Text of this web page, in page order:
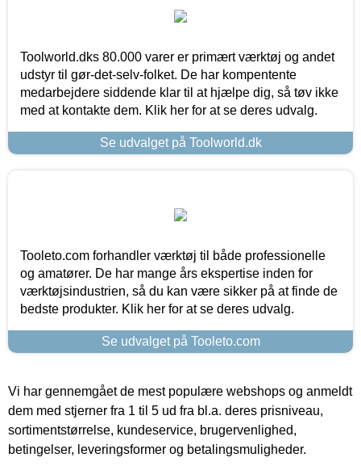
Toolworld.dks 80.000 varer er primært værktøj og andet
udstyr til gør-det-selv-folket. De har kompentente
medarbejdere siddende klar til at hjælpe dig, så tøv ikke
med at kontakte dem. Klik her for at se deres udvalg.
Se udvalget på Toolworld.dk
Tooleto.com forhandler værktøj til både professionelle
og amatører. De har mange års ekspertise inden for
værktøjsindustrien, så du kan være sikker på at finde de
bedste produkter. Klik her for at se deres udvalg.
Se udvalget på Tooleto.com
Vi har gennemgået de mest populære webshops og anmeldt
dem med stjerner fra 1 til 5 ud fra bl.a. deres prisniveau,
sortimentstørrelse, kundeservice, brugervenlighed,
betingelser, leveringsformer og betalingsmuligheder.